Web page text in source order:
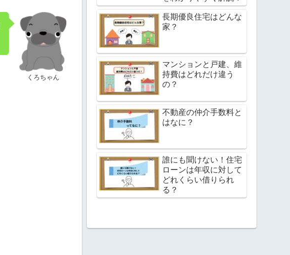
くろちゃん
長期優良住宅はどんな
家？
マンションと戸建、維
持費はどれだけ違う
の？
不動産の仲介手数料と
はなに？
誰にも聞けない！住宅
ローンは年収に対して
どれくらい借りられ
る？